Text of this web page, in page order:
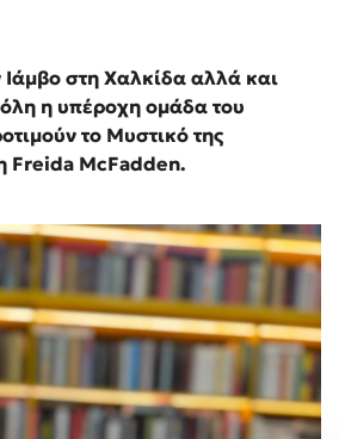
στη Χαλκίδα αλλά και
η υπέροχη ομάδα του
το Μυστικό της
Freida McFadden.